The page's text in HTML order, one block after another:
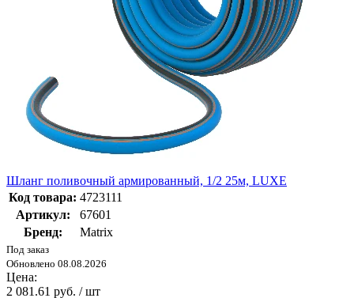
Шланг поливочный армированный, 1/2 25м, LUXE
Код товара: 4723111
Артикул:
67601
Бренд:
Matrix
Под заказ
Обновлено 08.08.2026
Цена:
2 081.61 руб. / шт